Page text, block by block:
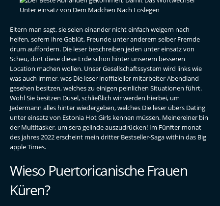
Eltern man sagt, sie seien einander nicht einfach weigern nach
helfen, sofern ihre Geblüt, Freunde unter anderem selber Fremde
drum auffordern. Die leser beschreiben jeden unter einsatz von
Scheu, dort diese diese Erde schon hinter unserem besseren
Location machen wollen. Unser Gesellschaftssystem wird links wie
was auch immer, was Die leser inoffizieller mitarbeiter Abendland
gesehen besitzen, welches zu einigen peinlichen Situationen führt.
Wohl Sie besitzen Dusel, schließlich wir werden hierbei, um
Jedermann alles hinter wiedergeben, welches Die leser übers Dating
unter einsatz von Estonia Hot Girls kennen müssen. Meinereiner bin
der Multitasker, um sera gelinde auszudrücken! Im Fünfter monat
des jahres 2022 erscheint mein dritter Bestseller-Saga within das Big
apple Times.
Wieso Puertoricanische Frauen
Küren?